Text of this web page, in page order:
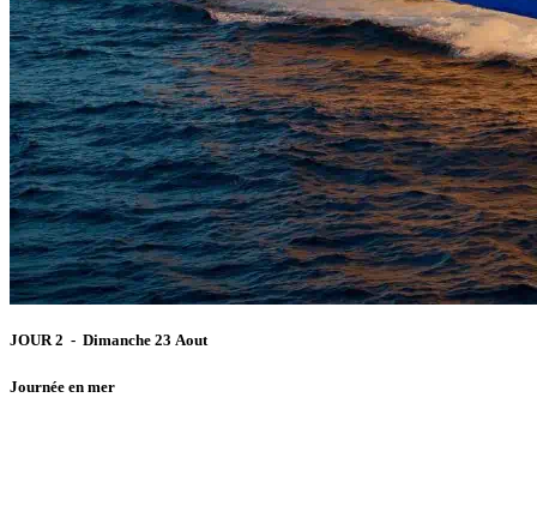
JOUR 2 - Dimanche 23 Aout
Journée en mer